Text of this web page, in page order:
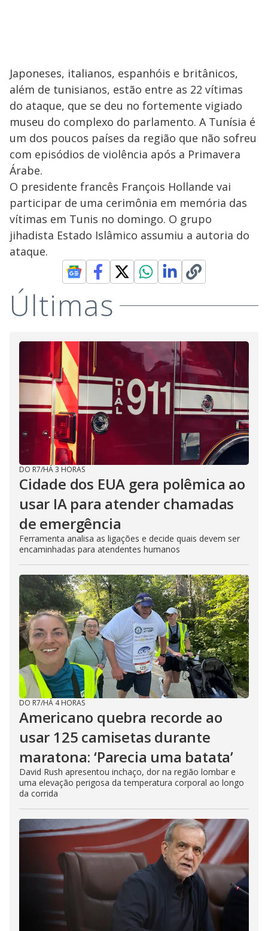
Japoneses, italianos, espanhóis e britânicos,
além de tunisianos, estão entre as 22 vítimas
do ataque, que se deu no fortemente vigiado
museu do complexo do parlamento. A Tunísia é
um dos poucos países da região que não sofreu
com episódios de violência após a Primavera
Árabe.
O presidente francês François Hollande vai
participar de uma cerimônia em memória das
vítimas em Tunis no domingo. O grupo
jihadista Estado Islâmico assumiu a autoria do
ataque.
Últimas
DO R7/HÁ 3 HORAS
Cidade dos EUA gera polêmica ao
usar IA para atender chamadas
de emergência
Ferramenta analisa as ligações e decide quais devem ser
encaminhadas para atendentes humanos
DO R7/HÁ 4 HORAS
Americano quebra recorde ao
usar 125 camisetas durante
maratona: ‘Parecia uma batata’
David Rush apresentou inchaço, dor na região lombar e
uma elevação perigosa da temperatura corporal ao longo
da corrida